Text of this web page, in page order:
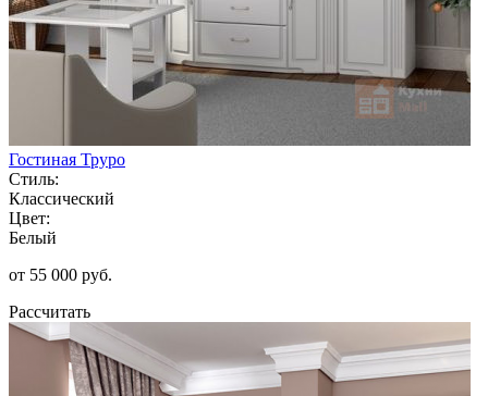
Гостиная Труро
Стиль:
Классический
Цвет:
Белый
от 55 000 руб.
Рассчитать